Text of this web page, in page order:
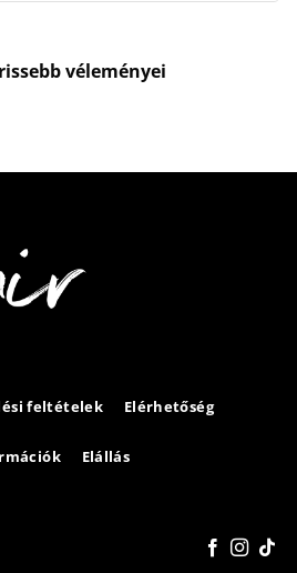
véleményei
feltételek Elérhetőség
Elállás